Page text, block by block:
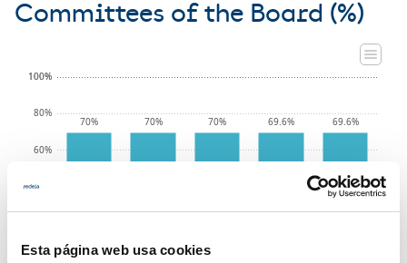
Esta página web usa cookies
Committees of the Board (%)
40%
60%
80%
100%
100%
70% 70% 70% 69.6% 69.6%